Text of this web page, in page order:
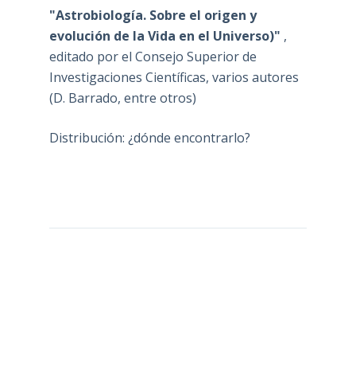
"Astrobiología. Sobre el origen y
evolución de la Vida en el Universo)" ,
editado por el Consejo Superior de
Investigaciones Científicas, varios autores
(D. Barrado, entre otros)
Distribución: ¿dónde encontrarlo?